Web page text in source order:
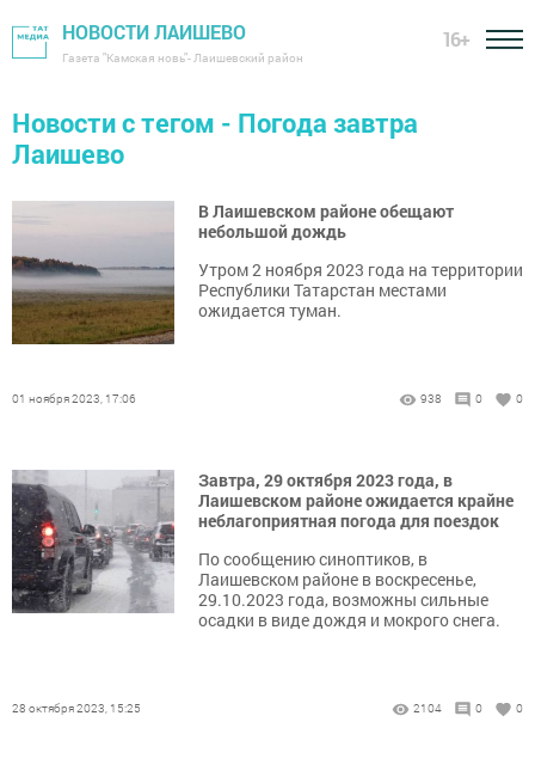
НОВОСТИ ЛАИШЕВО
Газета "Камская новь"- Лаишевский район
16+
Новости с тегом - Погода завтра
Лаишево
В Лаишевском районе обещают
небольшой дождь
Утром 2 ноября 2023 года на территории
Республики Татарстан местами
ожидается туман.
01 ноября 2023, 17:06 938 0 0
Завтра, 29 октября 2023 года, в
Лаишевском районе ожидается крайне
неблагоприятная погода для поездок
По сообщению синоптиков, в
Лаишевском районе в воскресенье,
29.10.2023 года, возможны сильные
осадки в виде дождя и мокрого снега.
28 октября 2023, 15:25 2104 0 0